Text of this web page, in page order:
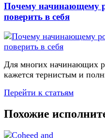
Почему начинающему
поверить в себя
Для многих начинающих
кажется тернистым и
Перейти к статьям
Похожие